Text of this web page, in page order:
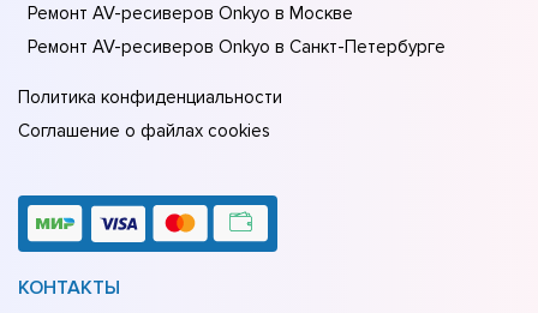
Ремонт AV-ресиверов Onkyo в Москве
Ремонт AV-ресиверов Onkyo в Санкт-Петербурге
Политика конфиденциальности
Соглашение о файлах cookies
КОНТАКТЫ